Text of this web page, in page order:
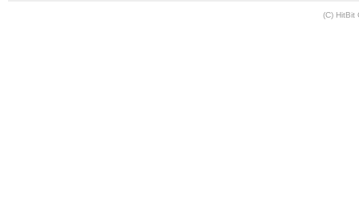
(C) HitBit